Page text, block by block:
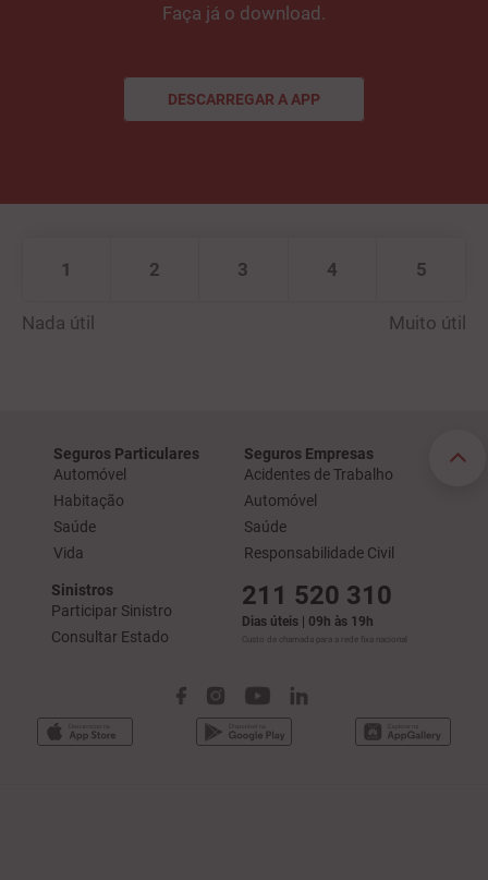
Faça já o download.
DESCARREGAR A APP
Nada útil
1 2 3 4 5
Muito útil
Seguros Particulares
Automóvel
Habitação
Saúde
Vida
Seguros Empresas
Acidentes de Trabalho
Automóvel
Saúde
Responsabilidade Civil
Sinistros
Participar Sinistro
Consultar Estado
211 520 310
Dias úteis | 09h às 19h
Custo de chamada para a rede fixa nacional